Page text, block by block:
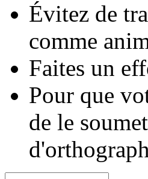
Évitez de
comme
Faites un
Pour que
de le